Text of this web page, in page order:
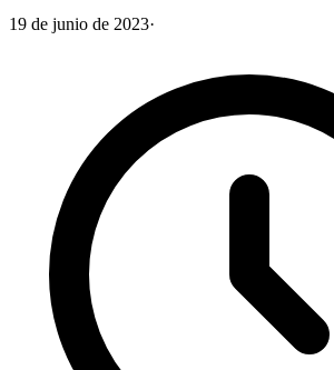
19 de junio de 2023·